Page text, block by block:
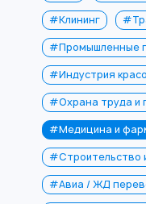
#Клининг
#Промышленные
#Индустрия
#Охрана труда и
#Медицина и
#Строительство
#Авиа / ЖД